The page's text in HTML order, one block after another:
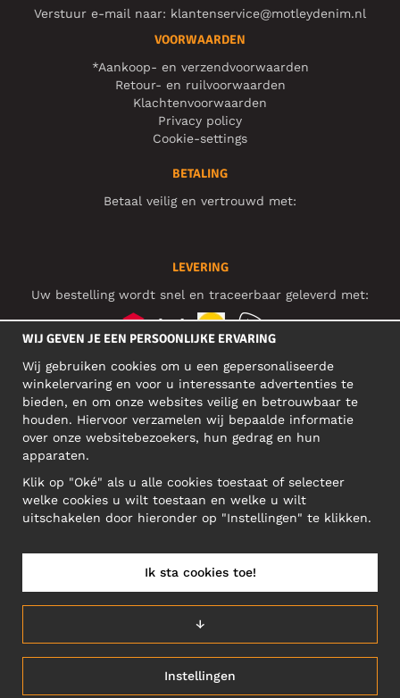
Verstuur e-mail naar: klantenservice@motleydenim.nl
VOORWAARDEN
*Aankoop- en verzendvoorwaarden
Retour- en ruilvoorwaarden
Klachtenvoorwaarden
Privacy policy
Cookie-settings
BETALING
Betaal veilig en vertrouwd met:
LEVERING
Uw bestelling wordt snel en traceerbaar geleverd met:
SOCIAL MEDIA
BEDRIJFSADRES
Narva mnt 5, EE-10117 Tallinn
Reg: 12356245
NEDERLAND/NEDERLANDS (NL)
WIJ GEVEN JE EEN PERSOONLIJKE ERVARING
Wij gebruiken cookies om u een gepersonaliseerde
winkelervaring en voor u interessante advertenties te
bieden, en om onze websites veilig en betrouwbaar te
houden. Hiervoor verzamelen wij bepaalde informatie
over onze websitebezoekers, hun gedrag en hun
apparaten.
Klik op "Oké" als u alle cookies toestaat of selecteer
welke cookies u wilt toestaan en welke u wilt
uitschakelen door hieronder op "Instellingen" te klikken.
Instellingen
↓
Ik sta cookies toe!